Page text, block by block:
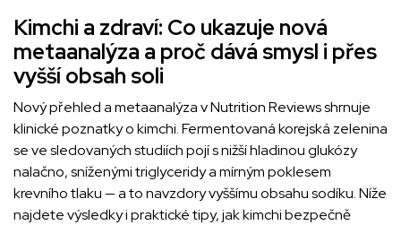
Kimchi a zdraví: Co ukazuje nová
metaanalýza a proč dává smysl i přes
vyšší obsah soli
Nový přehled a metaanalýza v Nutrition Reviews shrnuje
klinické poznatky o kimchi. Fermentovaná korejská zelenina
se ve sledovaných studiích pojí s nižší hladinou glukózy
nalačno, sníženými triglyceridy a mírným poklesem
krevního tlaku — a to navzdory vyššímu obsahu sodíku. Níže
najdete výsledky i praktické tipy, jak kimchi bezpečně